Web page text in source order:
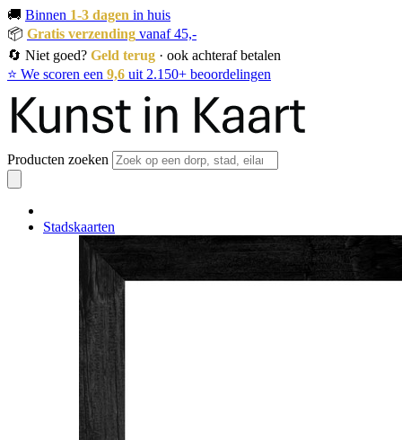
🚚 Binnen 1-3 dagen in huis
📦 Gratis verzending vanaf 45,-
🔄 Niet goed? Geld terug · ook achteraf betalen
⭐ We scoren een 9,6 uit 2.150+ beoordelingen
Producten zoeken
Stadskaarten